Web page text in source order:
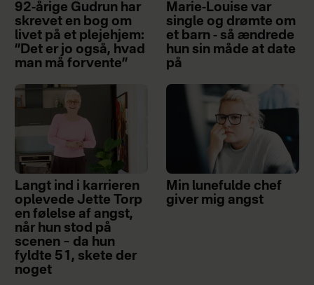
92-årige Gudrun har
skrevet en bog om
livet på et plejehjem:
”Det er jo også, hvad
man må forvente”
Marie-Louise var
single og drømte om
et barn - så ændrede
hun sin måde at date
på
Langt ind i karrieren
oplevede Jette Torp
en følelse af angst,
når hun stod på
scenen – da hun
fyldte 51, skete der
noget
Min lunefulde chef
giver mig angst